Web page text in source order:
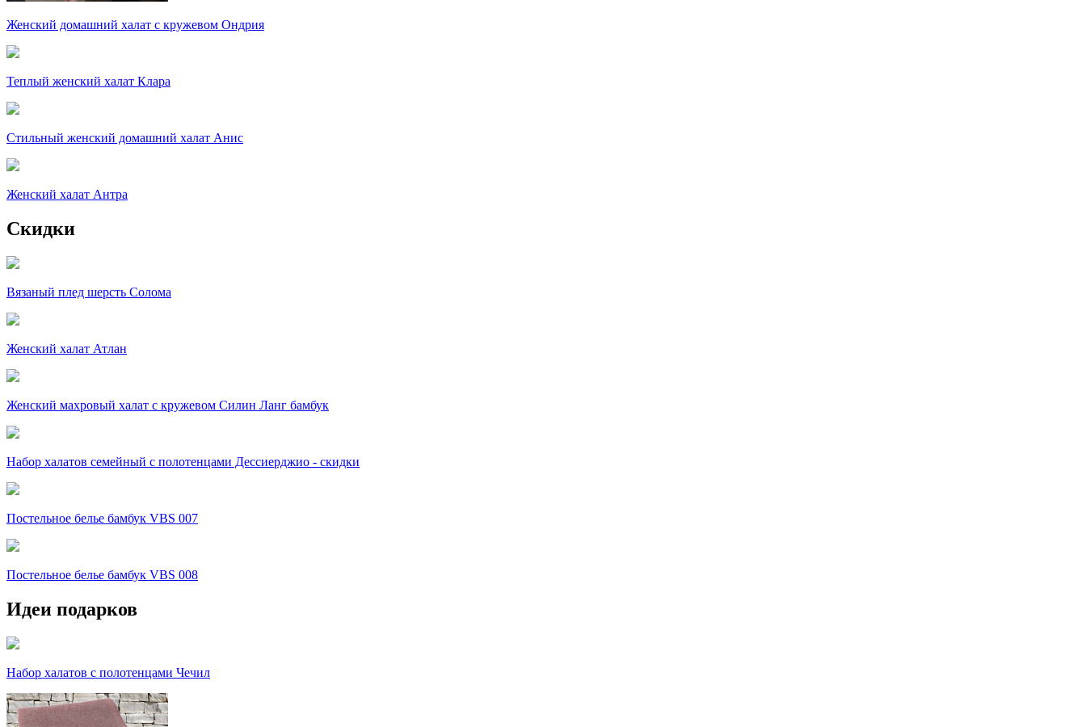
Женский домашний халат с кружевом Ондрия
Теплый женский халат Клара
Стильный женский домашний халат Анис
Женский халат Антра
Скидки
Вязаный плед шерсть Солома
Женский халат Атлан
Женский махровый халат с кружевом Силин Ланг бамбук
Набор халатов семейный с полотенцами Дессиерджио - скидки
Постельное белье бамбук VBS 007
Постельное белье бамбук VBS 008
Идеи подарков
Набор халатов с полотенцами Чечил